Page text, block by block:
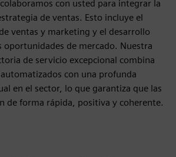
con usted para integrar la
de ventas. Esto incluye el
ventas y marketing y el desarrollo
oportunidades de mercado. Nuestra
de servicio excepcional combina
con una profunda
en el sector, lo que garantiza que las
de forma rápida, positiva y coherente.